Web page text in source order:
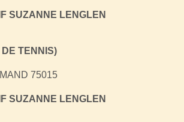
SUZANNE LENGLEN
TENNIS)
75015
SUZANNE LENGLEN